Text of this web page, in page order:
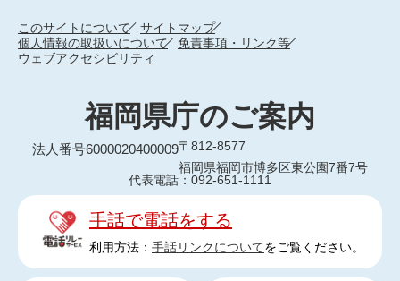
このサイトについて
サイトマップ
個人情報の取扱いについて
免責事項・リンク等
ウェブアクセシビリティ
福岡県庁のご案内
法人番号6000020400009〒812-8577
福岡県福岡市博多区東公園7番7号
代表電話：092-651-1111
手話で電話をする
利用方法： 手話リンクについてをご覧ください。